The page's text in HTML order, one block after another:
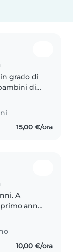
grado di
di
Ho 5 anni
sia
15,00 €/ora
A
anno
loro del
avuto..
10,00 €/ora